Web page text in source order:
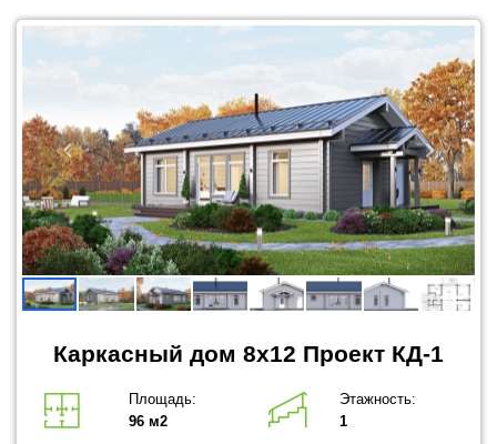
Каркасный дом 8x12 Проект КД-1
Площадь:
96 м2
Этажность:
1